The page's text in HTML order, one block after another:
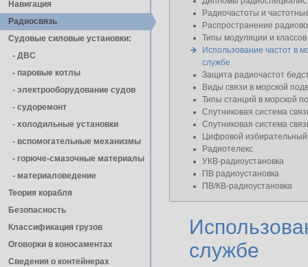
Навигация
Радиосвязь
Судовые силовые установки:
- ДВС
- паровые котлы
- электрооборудование судов
- cудоремонт
- холодильные установки
- вспомогательные механизмы
- горюче-смазочные материалы
- материаловедение
Теория корабля
Безопасность
Классификация грузов
Оговорки в коносаментах
Сведения о контейнерах
Радиочастоты и
Распространение
Типы модуляции и
Использование частот в
службе
Защита радиочастот
Виды связи в морской
Типы станций в морской
Спутниковая система
Спутниковая система
Цифровой
Радиотелекс
УКВ-радиоустановка
ПВ радиоустановка
ПВ/КВ-радиоустановка
службе